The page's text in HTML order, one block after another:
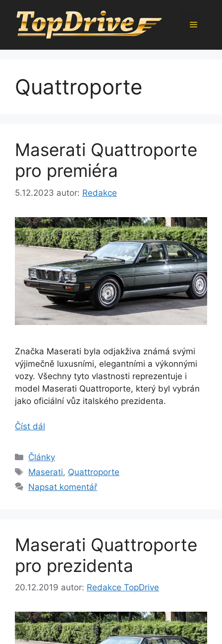
obsah
Menu
Quattroporte
Maserati Quattroporte
pro premiéra
5.12.2023 autor: Redakce
Značka Maserati byla odjakživa známá svými
výjimečně luxusními, elegantními a výkonnými
vozy. Všechny tyto vlastnosti reprezentuje i
model Maserati Quattroporte, který byl vybrán
jako oficiální vůz italského prezidenta.
Číst dál
Rubriky
Články
Štítky
Maserati, Quattroporte
Napsat komentář
Maserati Quattroporte
pro prezidenta
20.12.2019 autor: Redakce TopDrive